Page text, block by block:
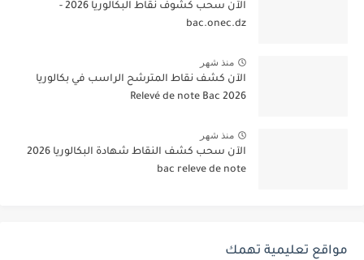
الآن سحب كشوف نقاط البكالوريا 2026 -
bac.onec.dz
منذ شهر
الآن كشف نقاط المترشح الراسب في بكالوريا
2026 Relevé de note Bac
منذ شهر
الآن سحب كشف النقاط شهادة البكالوريا 2026
bac releve de note
مواقع تعليمية تهمك